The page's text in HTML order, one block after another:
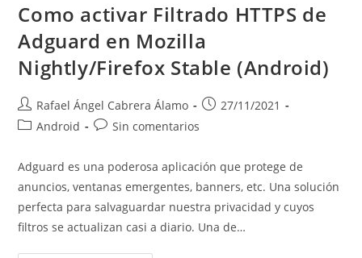
Como activar Filtrado HTTPS de
Adguard en Mozilla
Nightly/Firefox Stable (Android)
Autor
de
Rafael Ángel Cabrera Álamo
Publicación
27/11/2021
Categoría
la
entrada:
Android
Comentarios
entrada:
Sin comentarios
Adguard es una poderosa aplicación que protege de
anuncios, ventanas emergentes, banners, etc. Una solución
perfecta para salvaguardar nuestra privacidad y cuyos
filtros se actualizan casi a diario. Una de…